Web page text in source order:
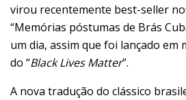
virou recentemente best-seller
“Memórias póstumas de Brás
um dia, assim que foi lançado em
do “Black Lives Matter”.
A nova tradução do clássico